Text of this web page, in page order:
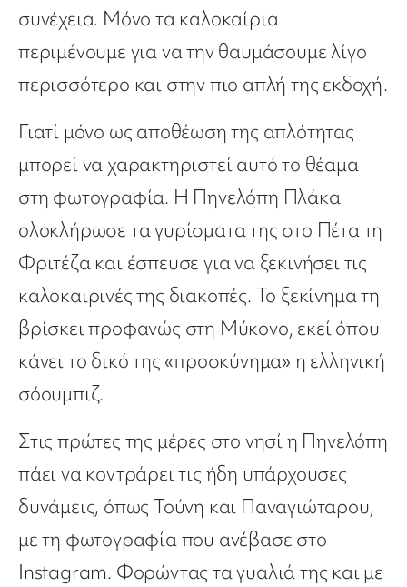
συνέχεια. Μόνο τα καλοκαίρια
περιμένουμε για να την θαυμάσουμε λίγο
περισσότερο και στην πιο απλή της εκδοχή.
Γιατί μόνο ως αποθέωση της απλότητας
μπορεί να χαρακτηριστεί αυτό το θέαμα
στη φωτογραφία. Η Πηνελόπη Πλάκα
ολοκλήρωσε τα γυρίσματα της στο Πέτα τη
Φριτέζα και έσπευσε για να ξεκινήσει τις
καλοκαιρινές της διακοπές. Το ξεκίνημα τη
βρίσκει προφανώς στη Μύκονο, εκεί όπου
κάνει το δικό της «προσκύνημα» η ελληνική
σόουμπιζ.
Στις πρώτες της μέρες στο νησί η Πηνελόπη
πάει να κοντράρει τις ήδη υπάρχουσες
δυνάμεις, όπως Τούνη και Παναγιώταρου,
με τη φωτογραφία που ανέβασε στο
Instagram. Φορώντας τα γυαλιά της και με